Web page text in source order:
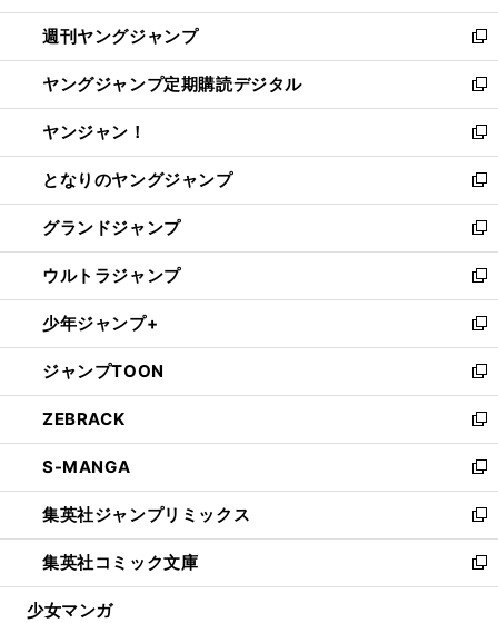
開
く
ウ
で
開
く
ン
ド
ウ
で
開
く
ウ
ィ
ン
ド
ウ
で
開
く
週刊ヤングジャンプ
新
し
い
ウ
ィ
ン
ド
ウ
で
開
く
ヤングジャンプ定期購読デジタル
新
し
い
ウ
ィ
ン
ド
ウ
で
開
く
ヤンジャン！
新
し
い
ウ
ィ
ン
ド
ウ
で
開
く
となりのヤングジャンプ
新
し
い
ウ
ィ
ン
ド
ウ
で
開
く
グランドジャンプ
新
し
い
ウ
ィ
ン
ド
ウ
で
開
く
ウルトラジャンプ
新
し
い
ウ
ィ
ン
ド
ウ
で
開
く
少年ジャンプ+
新
し
い
ウ
ィ
ン
ド
ウ
で
開
く
ジャンプTOON
新
し
い
ウ
ィ
ン
ド
ウ
で
開
ZEBRACK
新
し
い
ウ
ィ
ン
ド
ウ
S-MANGA
新
し
い
ウ
ィ
ン
集英社ジャンプリミックス
新
し
い
ウ
集英社コミック文庫
新
し
少女マンガ